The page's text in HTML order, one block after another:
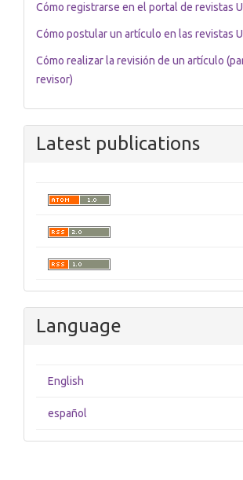
Cómo registrarse en el portal de revistas
Cómo postular un artículo en las revistas
Cómo realizar la revisión de un artículo
revisor)
Latest publications
Language
English
español